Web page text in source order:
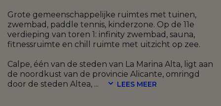
Grote gemeenschappelijke ruimtes met tuinen,
zwembad, paddle tennis, kinderzone. Op de 11e
verdieping van toren 1: infinity zwembad, sauna,
fitnessruimte en chill ruimte met uitzicht op zee.
Calpe, één van de steden van La Marina Alta, ligt aan
de noordkust van de provincie Alicante, omringd
door de steden Altea, ... LEES MEER